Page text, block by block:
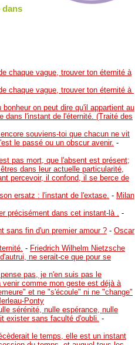
dans
chaque vague, trouver ton éternité à
chaque vague, trouver ton éternité à
on peut dire qu'il appartient au
dans l'instant de l'éternité. (Traité des
souviens-toi que chacun ne vit
le passé ou un obscur avenir. -
pas mort, que l'absent est présent;
dans leur actuelle particularité,
percevoir, il confond, il se berce de
ersatz : l'instant de l'extase. - Milan
précisément dans cet instant-là . -
sans fin d'un premier amour ? - Oscar
- Friedrich Wilhelm Nietzsche
ne serait-ce que pour se
pas, je n'en suis pas le
comme mon geste est déjà à
et ne "s'écoule" ni ne "change"
Ponty
sérénité, nulle espérance, nulle
exister sans faculté d'oubli. -
le temps, elle est un instant